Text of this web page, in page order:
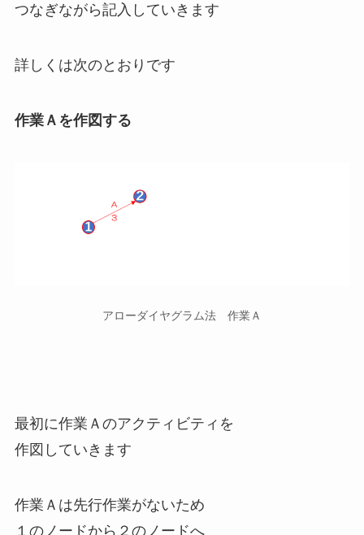
つなぎながら記入していきます
詳しくは次のとおりです
作業Ａを作図する
アローダイヤグラム法 作業Ａ
最初に作業Ａのアクティビティを
作図していきます
作業Ａは先行作業がないため
１のノードから２のノードへ